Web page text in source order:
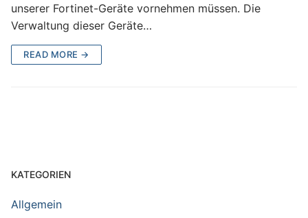
unserer Fortinet-Geräte vornehmen müssen. Die
Verwaltung dieser Geräte…
READ MORE →
KATEGORIEN
Allgemein